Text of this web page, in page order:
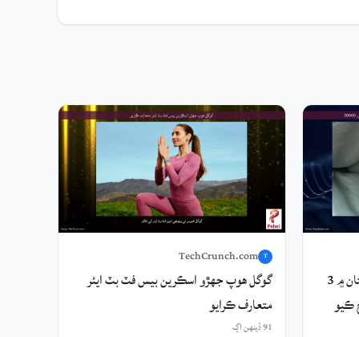
Xiaomi سمارٽ بينڊ 10 پرو پاڪستان ۾ 3
لانچ ڪيو
T
TechCrunch.com
گوگل هوپ جهڙو اسڪرين بيس فٽ بٽ ايئر
متعارف ڪرايو
91 ڏينهن اڳ